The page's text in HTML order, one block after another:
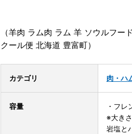
（羊肉 ラム肉 ラム 羊 ソウルフ
クール便 北海道 豊富町）
カテゴリ 肉・ハ
容量
・フ
※大き
岩塩と